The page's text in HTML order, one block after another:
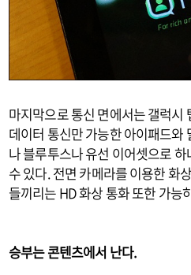
마지막으로 통신 면에서는 갤럭시
데이터 통신만 가능한 아이패드와
나 블루투스나 유선 이어셋으로
수 있다. 전면 카메라를 이용한 화
들끼리는 HD 화상 통화 또한 가능
승부는 콘텐츠에서 난다.